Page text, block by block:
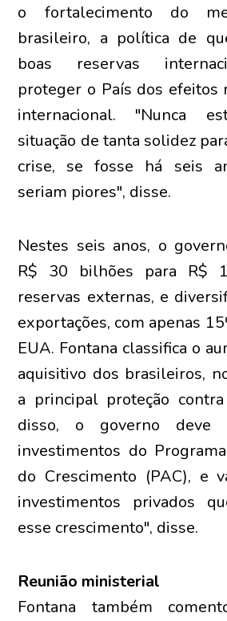
o fortalecimento do
brasileiro, a política de
boas reservas
proteger o País dos efeitos
internacional. "Nunca
situação de tanta solidez
crise, se fosse há seis
seriam piores", disse.
Nestes seis anos, o
R$ 30 bilhões para R$
reservas externas, e
exportações, com apenas
EUA. Fontana classifica o
aquisitivo dos brasileiros,
a principal proteção
disso, o governo deve
investimentos do
do Crescimento (PAC), e
investimentos privados
esse crescimento", disse.
Reunião ministerial
Fontana também